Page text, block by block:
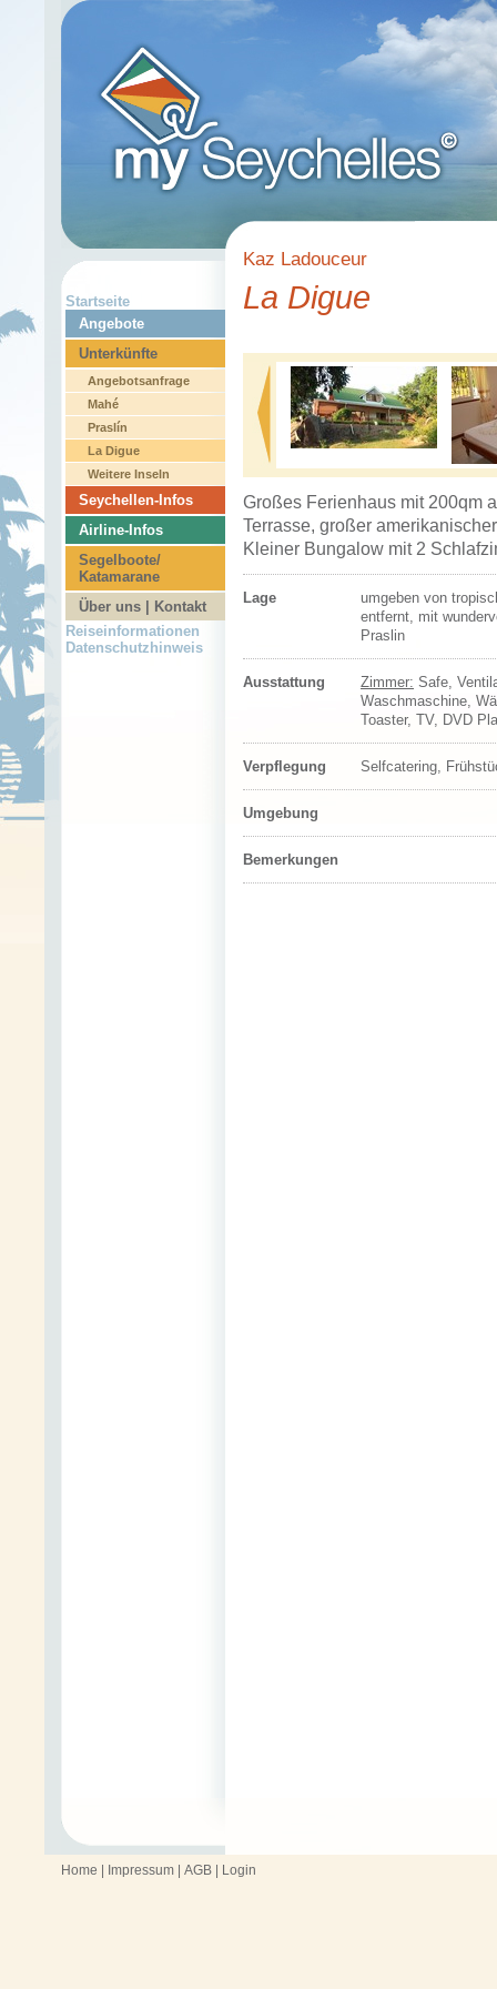
Startseite
Angebote
Unterkünfte
Angebotsanfrage
Mahé
Praslín
La Digue
Weitere Inseln
Seychellen-Infos
Airline-Infos
Segelboote/
Katamarane
Über uns | Kontakt
Reiseinformationen
Datenschutzhinweis
Kaz Ladouceur
La Digue
Großes Ferienhaus mit 200qm
Terrasse, großer
Kleiner Bungalow mit 2
Lage
umgeben von
entfernt, mit
Praslin
Ausstattung Zimmer: Safe,
Waschmaschine,
Toaster, TV, DVD
Verpflegung Selfcatering,
Umgebung
Bemerkungen
Home Impressum AGB Login